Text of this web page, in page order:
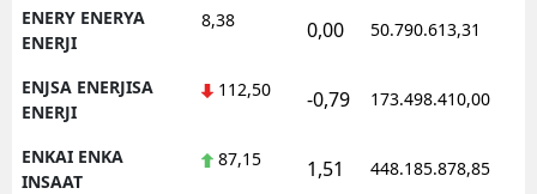
ENERY ENERYA
ENERJI
8,38 0,00 50.790.613,31
ENJSA ENERJISA
ENERJI
112,50 -0,79 173.498.410,00
ENKAI ENKA
INSAAT
87,15 1,51 448.185.878,85